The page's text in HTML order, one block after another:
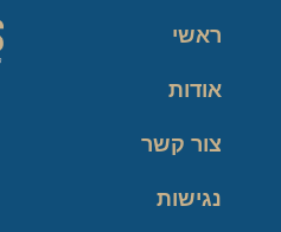
ראשי
אודות
צור קשר
נגישות